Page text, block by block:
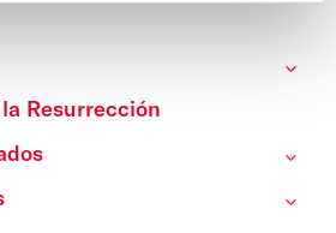
Resurrección